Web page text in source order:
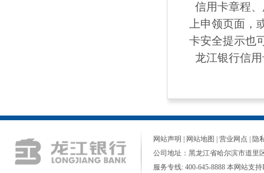
信用卡章程
上申领页面
卡安全提示也
龙江银行信
网站声明 网站地图 营业网点
隐
公司地址：黑龙江省哈尔滨市道里
服务专线: 400-645-8888 本网站支持